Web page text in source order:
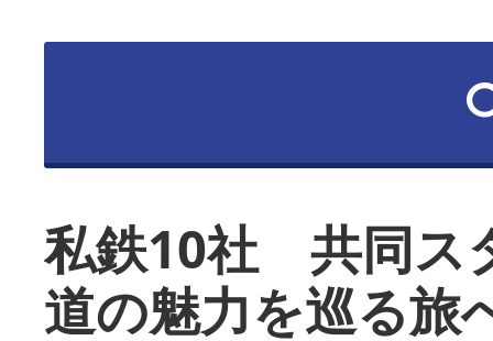
私鉄10社 共同ス
道の魅力を巡る旅